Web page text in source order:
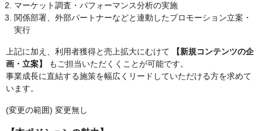
マーケット調査・パフォーマンス分析の実施
関係部署、外部パートナーなどと連動したプロモーション立案・
実行
上記に加え、利用者獲得と売上拡大にむけて
【新規コンテンツの企
画・立案】
もご担当いただくくことが可能です。
事業成長に直結する施策を幅広くリードしていただける方を求めて
います。
(変更の範囲) 変更無し